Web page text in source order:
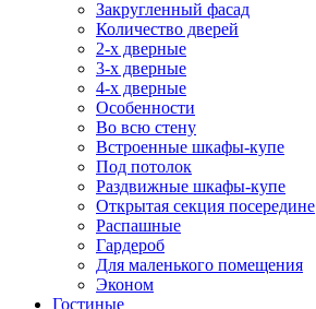
Закругленный фасад
Количество дверей
2-х дверные
3-х дверные
4-х дверные
Особенности
Во всю стену
Встроенные шкафы-купе
Под потолок
Раздвижные шкафы-купе
Открытая секция посередине
Распашные
Гардероб
Для маленького помещения
Эконом
Гостиные